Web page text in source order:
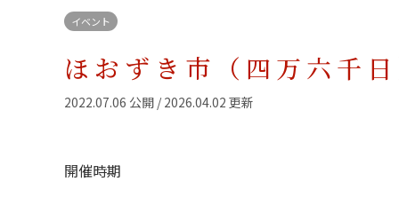
イベント
ほおずき市（四万六千
2022.07.06 公開 / 2026.04.02 更新
開催時期